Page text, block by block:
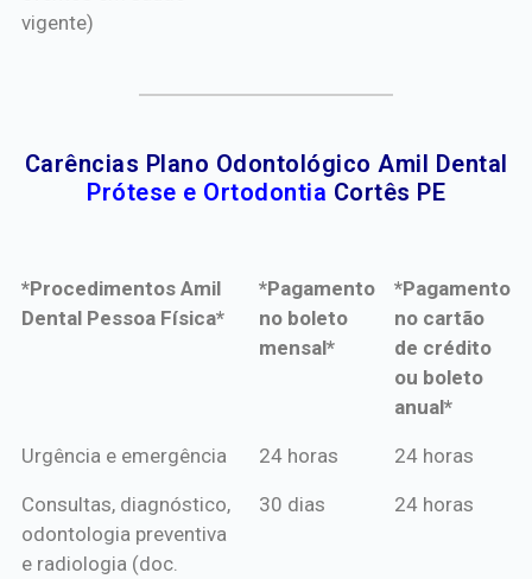
vigente)
Carências Plano Odontológico Amil Dental
Prótese e Ortodontia Cortês PE
*Procedimentos Amil
Dental Pessoa Física*
*Pagamento
no boleto
mensal*
*Pagamento
no cartão
de crédito
ou boleto
anual*
*Procedimentos Amil
*Pagamento
mensal*
*Pagamento
de crédito
Urgência e emergência 24 horas 24 horas
Consultas, diagnóstico,
odontologia preventiva
e radiologia (doc.
30 dias 24 horas